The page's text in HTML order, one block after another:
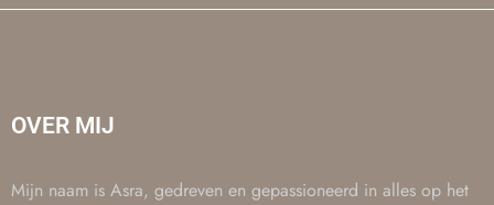
OVER MIJ
Mijn naam is Asra, gedreven en gepassioneerd in alles op het